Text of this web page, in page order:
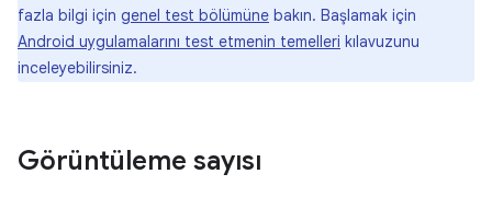
fazla bilgi için genel test bölümüne bakın. Başlamak için
Android uygulamalarını test etmenin temelleri kılavuzunu
inceleyebilirsiniz.
Görüntüleme sayısı